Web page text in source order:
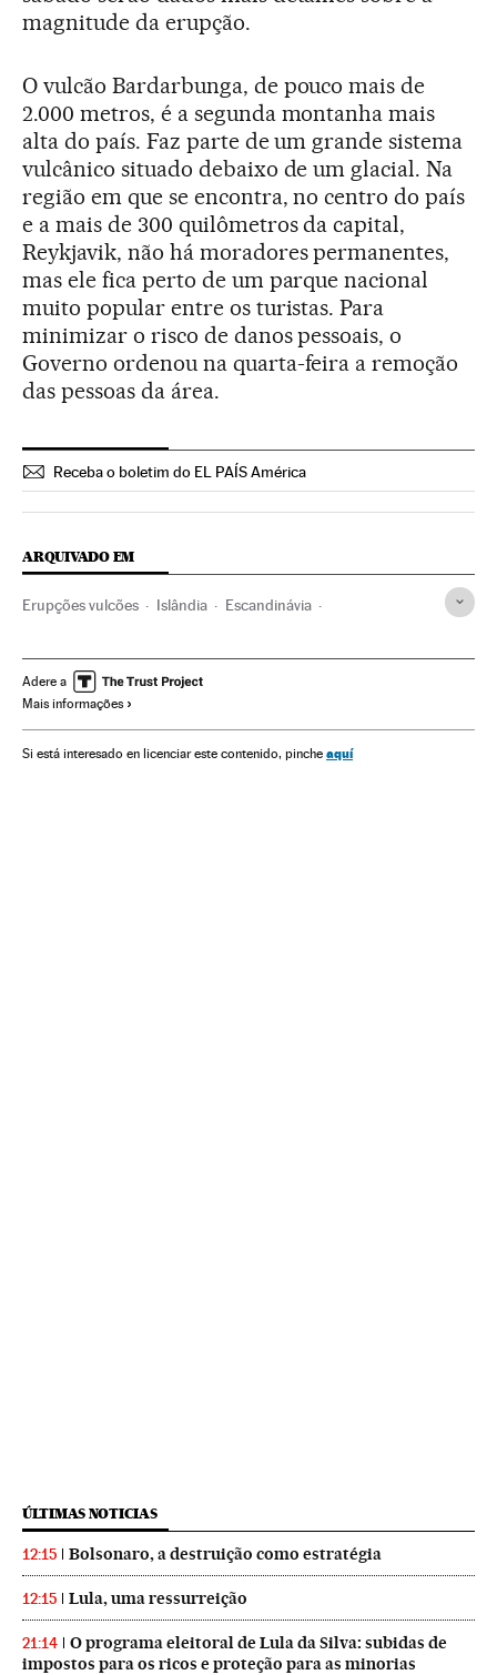
magnitude da erupção.
O vulcão Bardarbunga, de pouco mais de
2.000 metros, é a segunda montanha mais
alta do país. Faz parte de um grande sistema
vulcânico situado debaixo de um glacial. Na
região em que se encontra, no centro do país
e a mais de 300 quilômetros da capital,
Reykjavik, não há moradores permanentes,
mas ele fica perto de um parque nacional
muito popular entre os turistas. Para
minimizar o risco de danos pessoais, o
Governo ordenou na quarta-feira a remoção
das pessoas da área.
Receba o boletim do EL PAÍS América
ARQUIVADO EM
Erupções vulcões Islândia Escandinávia
Empresas transporte Desastres
Transporte aéreo
Transporte Meio ambiente
Adere a
Mais informações
Si está interesado en licenciar este contenido, pinche aquí
ÚLTIMAS NOTICIAS
12:15 Bolsonaro, a destruição como estratégia
12:15 Lula, uma ressurreição
21:14
O programa eleitoral de Lula da Silva: subidas de
impostos para os ricos e proteção para as minorias